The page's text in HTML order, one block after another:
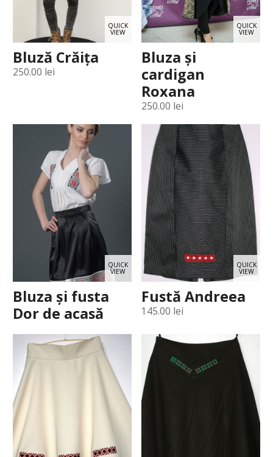
QUICK
VIEW
Bluză Crăița
250.00 lei
QUICK
VIEW
Bluza şi
cardigan
Roxana
250.00 lei
QUICK
VIEW
Bluza și fusta
Dor de acasă
QUICK
VIEW
Fustă Andreea
145.00 lei